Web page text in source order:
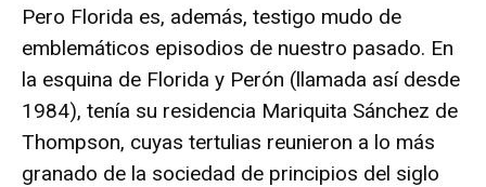
Pero Florida es, además, testigo mudo de
emblemáticos episodios de nuestro pasado. En
la esquina de Florida y Perón (llamada así desde
1984), tenía su residencia Mariquita Sánchez de
Thompson, cuyas tertulias reunieron a lo más
granado de la sociedad de principios del siglo